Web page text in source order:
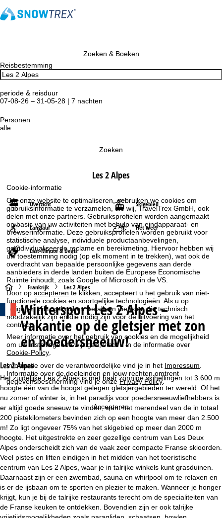
Cookie-informatie
Om onze website te optimaliseren, gebruiken we cookies om
gebruiksinformatie te verzamelen, die wij, TravelTrex GmbH, ook
delen met onze partners. Gebruiksprofielen worden aangemaakt
op basis van uw activiteiten met behulp van eindapparaat- en
browserinformatie. Deze gebruiksprofielen worden gebruikt voor
statistische analyse, individuele productaanbevelingen,
geïndividualiseerde reclame en bereikmeting. Hiervoor hebben wij
uw toestemming nodig (op elk moment in te trekken), wat ook de
overdracht van bepaalde persoonlijke gegevens aan derde
aanbieders in derde landen buiten de Europese Economische
Ruimte inhoudt, zoals Google of Microsoft in de VS.
Door opaccepteren te klikken, accepteert u het gebruik van niet-
functionele cookies en soortgelijke technologieën. Als u op
weigerenklikt, gebruiken we alleen diensten die technisch
noodzakelijk zijn en die nodig zijn voor de uitvoering van het
contract.
Meer informatie over het gebruik van cookies en de mogelijkheid
om uw instellingen te wijzigen, vindt u in de informatie over
Cookie-Policy
Informatie over de verantwoordelijke vind je in het Impressum
Informatie over de doeleinden en jouw rechten omtrent
gegevensbescherming vind je onzePrivacy Policy.
Accepteren
Zoeken & Boeken
Reisbestemming
periode & reisduur
07-08-26 – 31-05-28 | 7 nachten
Personen
alle
Zoeken
Les 2 Alpes
Overzicht Skigebied
Langlauf Het weer
Last-Minute & Deals
S
t
a
r
t
p
a
g
i
n
a
Frankrijk Les 2 Alpes
WintersportLes 2 Alpes –
Vakantie op de gletsjer met zon
en poedersneeuw!
Les 2 Alpes
Het zuidelijke Les 2 Alpes is met haar zonnige skihellingen tot 3.600 m
hoogte één van de hoogst gelegen gletsjergebieden ter wereld. Of het
nu zomer of winter is, in het paradijs voor poedersneeuwliefhebbers is
er altijd goede sneeuw te vinden, want het merendeel van de in totaal
200 pistekilometers bevinden zich op een hoogte van meer dan 2.500
m! Zo ligt ongeveer 75% van het skigebied op meer dan 2000 m
hoogte. Het uitgestrekte en zeer gezellige centrum van Les Deux
Alpes onderscheidt zich van de vaak zeer compacte Franse skioorden.
Veel pistes en liften eindigen in het midden van het toeristische
centrum van Les 2 Alpes, waar je in talrijke winkels kunt grasduinen.
Daarnaast zijn er een zwembad, sauna en whirlpool om te relaxen en
is er de ijsbaan om te sporten en plezier te maken. Wanneer je honger
krijgt, kun je bij de talrijke restaurants terecht om de specialiteiten van
de Franse keuken te ontdekken. Bovendien zijn er ook talrijke